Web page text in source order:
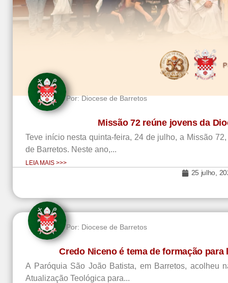
Por:Diocese de Barretos
Missão 72 reúne jovens da
Teve início nesta quinta-feira, 24 de julho, a Missão
de Barretos. Neste ano,...
LEIA MAIS >>>
25 julho,
Por: Diocese de Barretos
Credo Niceno é tema de formação
A Paróquia São João Batista, em Barretos, acolheu
Atualização Teológica para...